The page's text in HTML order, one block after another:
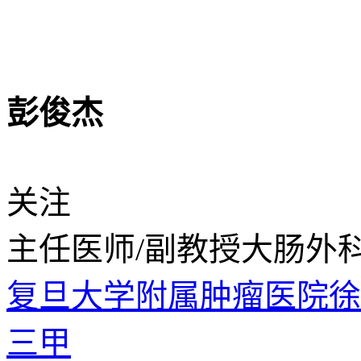
彭俊杰
关注
主任医师/副教授大肠外
复旦大学附属肿瘤医院
三甲